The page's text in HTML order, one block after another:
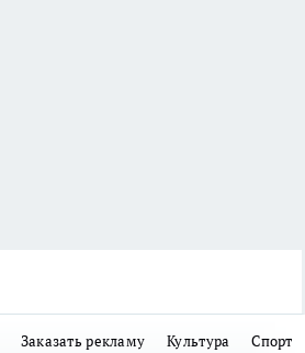
Заказать рекламу Культура Спорт